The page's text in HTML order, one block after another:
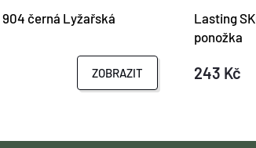
904 černá Lyžařská
ZOBRAZIT
Lasting
ponožka
243 Kč